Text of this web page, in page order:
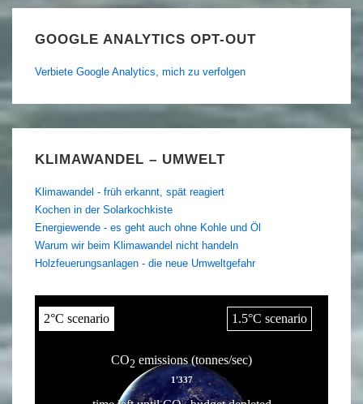
GOOGLE ANALYTICS OPT-OUT
Verbiete Google Analytics, mich zu verfolgen
KLIMAWANDEL – UMWELT
Klimawandel - früh erkannt, spät reagiert
Kochen in der Solarkochkiste
Energiewende - es geht auch ohne Kohle und Öl
Warum wir beim Klimawandel nicht handeln
Holzfeuerungsanlagen - die neue Umweltgefahr